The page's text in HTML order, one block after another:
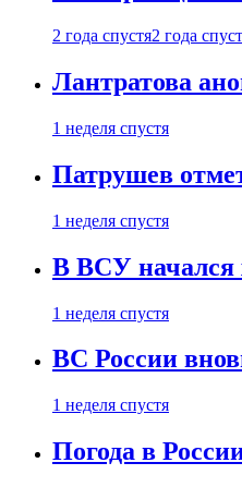
2 года спустя2 года
Лантратова
1 неделя спустя
Патрушев
1 неделя спустя
В ВСУ начался
1 неделя спустя
ВС России
1 неделя спустя
Погода в